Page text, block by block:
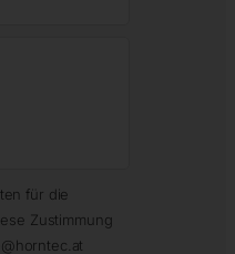
für die
Zustimmung